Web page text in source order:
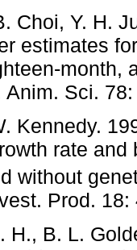
Choi, Y. H.
estimates
month,
Anim. Sci.
Kennedy.
rate
without
Prod.
H., B. L.